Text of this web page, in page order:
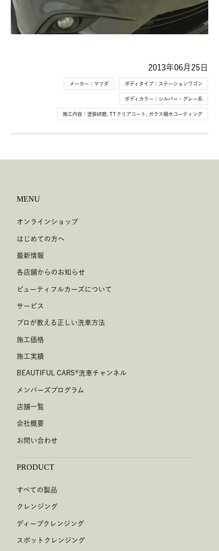
2013年06月25日
メーカー： マツダ ボディタイプ： ステーションワゴン
ボディカラー： シルバー・グレー系
施工内容： 塗装研磨, TTクリアコート ガラス撥水コーティング
MENU
オンラインショップ
はじめての方へ
最新情報
各店舗からのお知らせ
ビューティフルカーズについて
サービス
プロが教える正しい洗車方法
施工価格
施工実績
BEAUTIFUL CARS®洗車チャンネル
メンバーズプログラム
店舗一覧
会社概要
お問い合わせ
PRODUCT
すべての製品
クレンジング
ディープクレンジング
スポットクレンジング